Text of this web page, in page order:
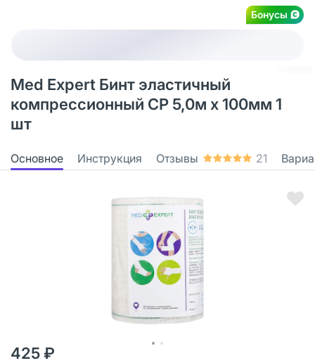
Бонусы
Med Expert Бинт эластичный
компрессионный СР 5,0м х 100мм 1
шт
Основное Инструкция Отзывы 21
425 ₽